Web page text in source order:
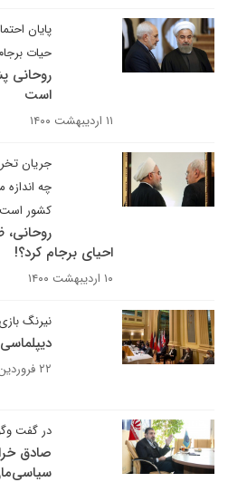
پایان
حیات
روحانی
است
۱۱ اردیبهشت ۱۴۰۰
جریان
چه اندازه
کشور
احیای برجام کرد؟!
۱۰ اردیبهشت ۱۴۰۰
نیرنگ
۲۲ فروردین ۱۴۰۰
در گفت وگو
صادق